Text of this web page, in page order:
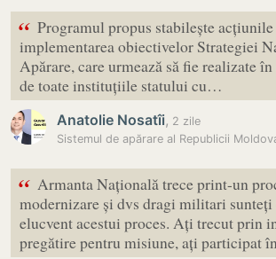
“ Programul propus stabilește acțiunile
implementarea obiectivelor Strategiei
Apărare, care urmează să fie realizate
de toate instituțiile statului cu…
Anatolie Nosatîi, 2 zile
“ Armanta Națională trece print-un
modernizare și dvs dragi militari sunteți
elucvent acestui proces. Ați trecut prin
pregătire pentru misiune, ați participat